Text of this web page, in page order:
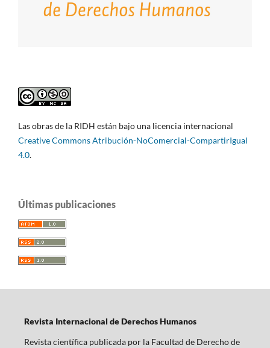
Las obras de la RIDH están bajo una licencia internacional
Creative Commons Atribución-NoComercial-CompartirIgual
4.0.
Últimas publicaciones
Revista Internacional de Derechos Humanos
Revista científica publicada por la Facultad de Derecho de